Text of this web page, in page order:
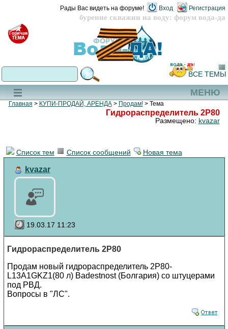
бурение скважин на воду: форум вода-да
Рады Вас видеть на форуме! Вход Регистрация
МЕНЮ
ВСЕ ТЕМЫ
Главная > КУПИ-ПРОДАЙ, АРЕНДА> Продам!> Тема
Гидрораспределитель 2Р80
Размещено: kvazar
Список тем Список сообщений Новая тема
kvazar
19.03.17 11:23
Гидрораспределитель 2Р80
Продам новый гидрораспределитель 2Р80-
L13А1GKZ1(80 л) Badestnost (Болгария) со штуцерами
под РВД.
Вопросы в "ЛС".